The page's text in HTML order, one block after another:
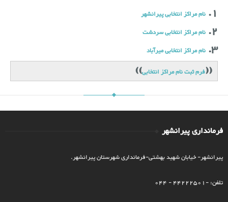
1. نام مراکز انتخابی پیرانشهر
2. نام مراکز انتخابی سردشت
3. نام مراکز انتخابی میرآباد
((فرم ثبت نام مراکز انتخابی))
فرمانداری پیرانشهر
پیرانشهر- خیابان شهید بهشتی-فرمانداری شهرستان پیرانشهر.
تلفن: -44222501 - 044